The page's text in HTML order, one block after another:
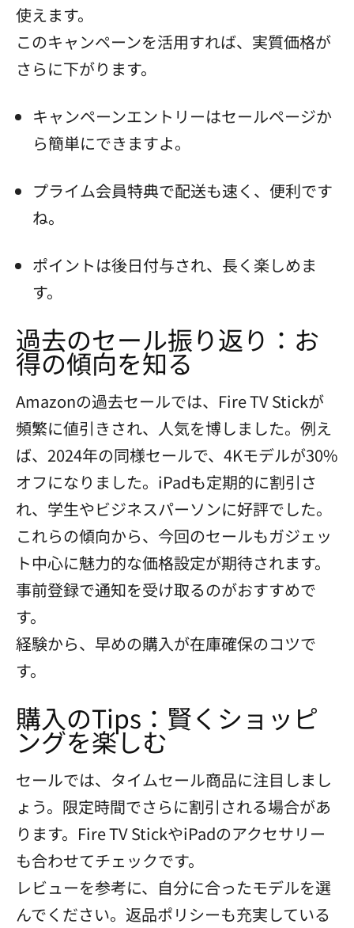
使えます。
このキャンペーンを活用すれば、実質価格が
さらに下がります。
キャンペーンエントリーはセールページか
ら簡単にできますよ。
プライム会員特典で配送も速く、便利です
ね。
ポイントは後日付与され、長く楽しめま
す。
過去のセール振り返り：お
得の傾向を知る
Amazonの過去セールでは、Fire TV Stickが
頻繁に値引きされ、人気を博しました。例え
ば、2024年の同様セールで、4Kモデルが30%
オフになりました。iPadも定期的に割引さ
れ、学生やビジネスパーソンに好評でした。
これらの傾向から、今回のセールもガジェッ
ト中心に魅力的な価格設定が期待されます。
事前登録で通知を受け取るのがおすすめで
す。
経験から、早めの購入が在庫確保のコツで
す。
購入のTips：賢くショッピ
ングを楽しむ
セールでは、タイムセール商品に注目しまし
ょう。限定時間でさらに割引される場合があ
ります。Fire TV StickやiPadのアクセサリー
も合わせてチェックです。
レビューを参考に、自分に合ったモデルを選
んでください。返品ポリシーも充実している